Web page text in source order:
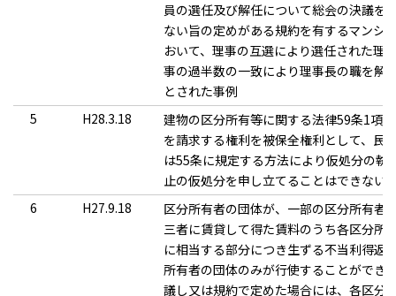
員の選任及び解任について総会の決議を
ない旨の定めがある規約を有するマンシ
おいて、理事の互選により選任された理
事の過半数の一致により理事長の職を解
とされた事例
5
H28.3.18
建物の区分所有等に関する法律59条1項
を請求する権利を被保全権利として、民
は55条に規定する方法により仮処分の執
止の仮処分を申し立てることはできない
6
H27.9.18
区分所有者の団体が、一部の区分所有者
三者に賃貸して得た賃料のうち各区分所
に相当する部分につき生ずる不当利得返
所有者の団体のみが行使することができ
議し又は規約で定めた場合には、各区分